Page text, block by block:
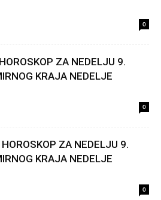
0
ZA NEDELJU 9.
KRAJA NEDELJE
0
ZA NEDELJU 9.
KRAJA NEDELJE
0